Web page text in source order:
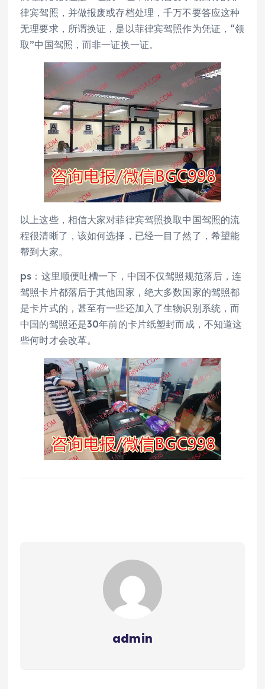
律宾驾照，并做报废或存档处理，千万不要答应这种
无理要求，所谓换证，是以菲律宾驾照作为凭证，“领
取”中国驾照，而非一证换一证。
以上这些，相信大家对菲律宾驾照换取中国驾照的流
程很清晰了，该如何选择，已经一目了然了，希望能
帮到大家。
ps：这里顺便吐槽一下，中国不仅驾照规范落后，连
驾照卡片都落后于其他国家，绝大多数国家的驾照都
是卡片式的，甚至有一些还加入了生物识别系统，而
中国的驾照还是30年前的卡片纸塑封而成，不知道这
些何时才会改革。
admin